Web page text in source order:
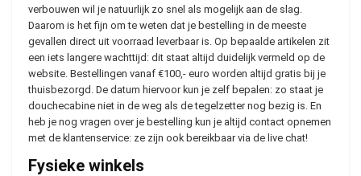
verbouwen wil je natuurlijk zo snel als mogelijk aan de slag.
Daarom is het fijn om te weten dat je bestelling in de meeste
gevallen direct uit voorraad leverbaar is. Op bepaalde artikelen zit
een iets langere wachttijd: dit staat altijd duidelijk vermeld op de
website. Bestellingen vanaf €100,- euro worden altijd gratis bij je
thuisbezorgd. De datum hiervoor kun je zelf bepalen: zo staat je
douchecabine niet in de weg als de tegelzetter nog bezig is. En
heb je nog vragen over je bestelling kun je altijd contact opnemen
met de klantenservice: ze zijn ook bereikbaar via de live chat!
Fysieke winkels